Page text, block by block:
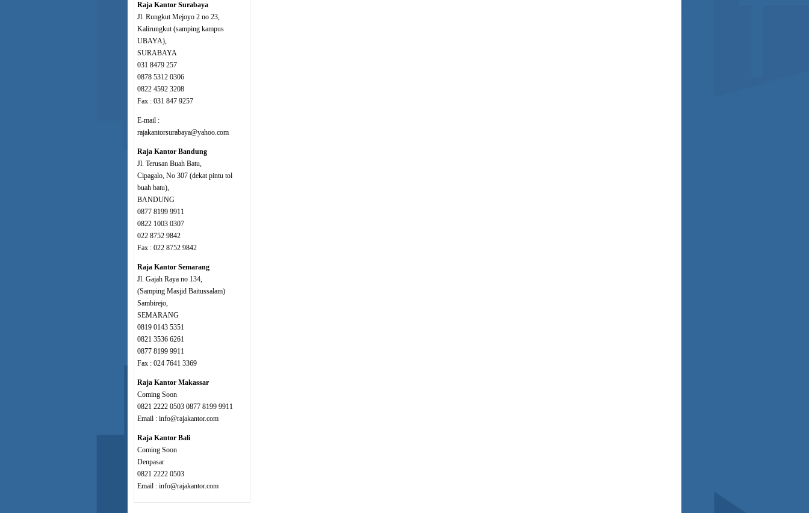
Raja Kantor Surabaya
Jl. Rungkut Mejoyo 2 no 23,
Kalirungkut (samping kampus
UBAYA),
SURABAYA
031 8479 257
0878 5312 0306
0822 4592 3208
Fax : 031 847 9257
E-mail :
rajakantorsurabaya@yahoo.com
Raja Kantor Bandung
Jl. Terusan Buah Batu,
Cipagalo, No 307 (dekat pintu tol
buah batu),
BANDUNG
0877 8199 9911
0822 1003 0307
022 8752 9842
Fax : 022 8752 9842
Raja Kantor Semarang
Jl. Gajah Raya no 134,
(Samping Masjid Baitussalam)
Sambirejo,
SEMARANG
0819 0143 5351
0821 3536 6261
0877 8199 9911
Fax : 024 7641 3369
Raja Kantor Makassar
Coming Soon
0821 2222 0503 0877 8199 9911
Email : info@rajakantor.com
Raja Kantor Bali
Coming Soon
Denpasar
0821 2222 0503
Email : info@rajakantor.com